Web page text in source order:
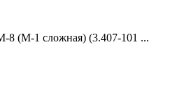
8 (М-1 сложная) (3.407-101 ...